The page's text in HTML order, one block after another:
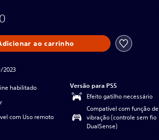
ao carrinho
2023
habilitado
com Uso remoto
Versão para PS5
Efeito gatilho necessário
Compatível com função de
vibração (controle sem fio
DualSense)